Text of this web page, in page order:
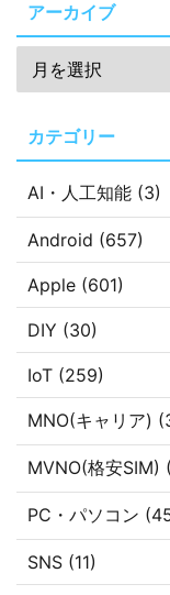
アーカイブ
カテゴリー
AI・人工知能 (3)
Android (657)
Apple (601)
DIY (30)
IoT (259)
MNO(キャリア)
MVNO(格安SIM)
PC・パソコン
SNS (11)